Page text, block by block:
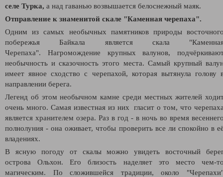
селе Турка, а над гаванью возвышается белоснежный маяк.
Отправление к знаменитой скале "Каменная черепаха".
Одним из самых необычных памятников природы
побережья Байкала является скала
Черепаха". Нагромождение крупных валунов,
необычность и сказочность этого места. Самый крупный
имеет явное сходство с черепахой, которая вытянула голову
направлении берега.
Легенд об этом необычном камне среди местных жителей
очень много. Самая известная из них гласит о том, что
является хранителем озера. Раз в год - в ночь во время
полнолуния - она оживает, чтобы проверить все ли спокойно в
владениях.
В ясную погоду от скалы можно увидеть восточный
острова Ольхон. Его близость наделяет это место чем-
магическим. По сложившейся традиции, около